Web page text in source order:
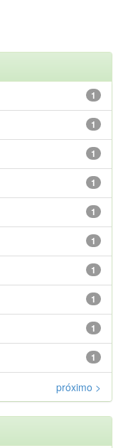
1
1
1
1
1
1
1
1
1
1
próximo >